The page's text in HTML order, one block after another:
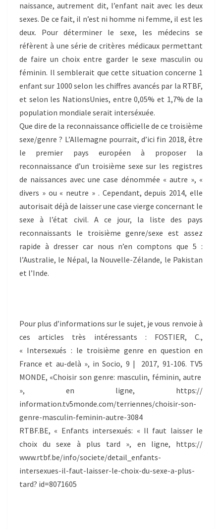
naissance, autrement dit, l’enfant nait avec les deux
sexes. De ce fait, il n’est ni homme ni femme, il est les
deux. Pour déterminer le sexe, les médecins se
réfèrent à une série de critères médicaux permettant
de faire un choix entre garder le sexe masculin ou
féminin. Il semblerait que cette situation concerne 1
enfant sur 1000 selon les chiffres avancés par la RTBF,
et selon les NationsUnies, entre 0,05% et 1,7% de la
population mondiale serait interséxuée.
Que dire de la reconnaissance officielle de ce troisième
sexe/genre ? L’Allemagne pourrait, d’ici fin 2018, être
le premier pays européen à proposer la
reconnaissance d’un troisième sexe sur les registres
de naissances avec une case dénommée « autre », «
divers » ou « neutre » . Cependant, depuis 2014, elle
autorisait déjà de laisser une case vierge concernant le
sexe à l’état civil. A ce jour, la liste des pays
reconnaissants le troisième genre/sexe est assez
rapide à dresser car nous n’en comptons que 5 :
l’Australie, le Népal, la Nouvelle-Zélande, le Pakistan
et l’Inde.
Pour plus d’informations sur le sujet, je vous renvoie à
ces articles très intéressants : FOSTIER, C.,
« Intersexués : le troisième genre en question en
France et au-delà », in Socio, 9 | 2017, 91-106. TV5
MONDE, «Choisir son genre: masculin, féminin, autre
», en ligne, https://
information.tv5monde.com/terriennes/choisir-son-
genre-masculin-feminin-autre-3084
RTBF.BE, « Enfants intersexués: « Il faut laisser le
choix du sexe à plus tard », en ligne, https://
www.rtbf.be/info/societe/detail_enfants-
intersexues-il-faut-laisser-le-choix-du-sexe-a-plus-
tard? id=8071605